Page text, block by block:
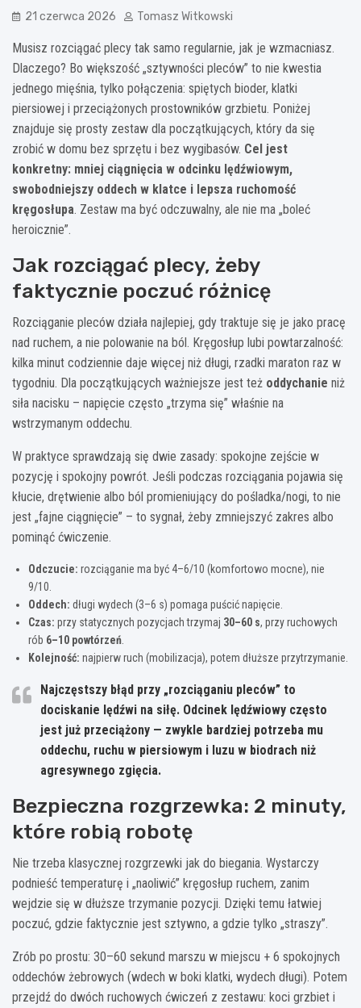
21 czerwca 2026 Tomasz Witkowski
Musisz rozciągać plecy tak samo regularnie, jak je wzmacniasz.
Dlaczego? Bo większość „sztywności pleców” to nie kwestia
jednego mięśnia, tylko połączenia: spiętych bioder, klatki
piersiowej i przeciążonych prostowników grzbietu. Poniżej
znajduje się prosty zestaw dla początkujących, który da się
zrobić w domu bez sprzętu i bez wygibasów. Cel jest
konkretny: mniej ciągnięcia w odcinku lędźwiowym,
swobodniejszy oddech w klatce i lepsza ruchomość
kręgosłupa. Zestaw ma być odczuwalny, ale nie ma „boleć
heroicznie”.
Jak rozciągać plecy, żeby
faktycznie poczuć różnicę
Rozciąganie pleców działa najlepiej, gdy traktuje się je jako pracę
nad ruchem, a nie polowanie na ból. Kręgosłup lubi powtarzalność:
kilka minut codziennie daje więcej niż długi, rzadki maraton raz w
tygodniu. Dla początkujących ważniejsze jest też oddychanie niż
siła nacisku – napięcie często „trzyma się” właśnie na
wstrzymanym oddechu.
W praktyce sprawdzają się dwie zasady: spokojne zejście w
pozycję i spokojny powrót. Jeśli podczas rozciągania pojawia się
kłucie, drętwienie albo ból promieniujący do pośladka/nogi, to nie
jest „fajne ciągnięcie” – to sygnał, żeby zmniejszyć zakres albo
pominąć ćwiczenie.
Odczucie: rozciąganie ma być 4–6/10 (komfortowo mocne), nie
9/10.
Oddech: długi wydech (3–6 s) pomaga puścić napięcie.
Czas: przy statycznych pozycjach trzymaj 30–60 s, przy ruchowych
rób 6–10 powtórzeń
Kolejność: najpierw ruch (mobilizacja), potem dłuższe przytrzymanie.
Najczęstszy błąd przy „rozciąganiu pleców” to
dociskanie lędźwi na siłę. Odcinek lędźwiowy często
jest już przeciążony — zwykle bardziej potrzeba mu
oddechu, ruchu w piersiowym i luzu w biodrach niż
agresywnego zgięcia.
Bezpieczna rozgrzewka: 2 minuty,
które robią robotę
Nie trzeba klasycznej rozgrzewki jak do biegania. Wystarczy
podnieść temperaturę i „naoliwić” kręgosłup ruchem, zanim
wejdzie się w dłuższe trzymanie pozycji. Dzięki temu łatwiej
poczuć, gdzie faktycznie jest sztywno, a gdzie tylko „straszy”.
Zrób po prostu: 30–60 sekund marszu w miejscu + 6 spokojnych
oddechów żebrowych (wdech w boki klatki, wydech długi). Potem
przejdź do dwóch ruchowych ćwiczeń z zestawu: koci grzbiet i